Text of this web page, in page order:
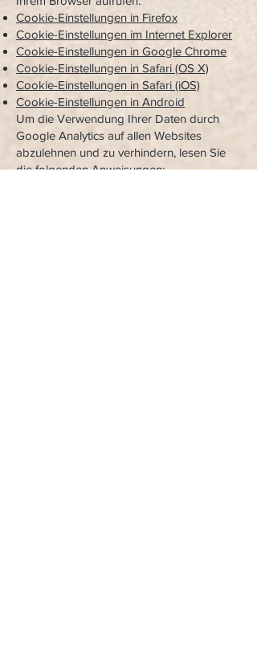
Cookie-Einstellungen in Firefox
Cookie-Einstellungen im Internet Explorer
Cookie-Einstellungen in Google Chrome
Cookie-Einstellungen in Safari (OS X)
Cookie-Einstellungen in Safari (iOS)
Cookie-Einstellungen in Android
Um die Verwendung Ihrer Daten durch
Google Analytics auf allen Websites
abzulehnen und zu verhindern, lesen Sie
die folgenden Anweisungen: